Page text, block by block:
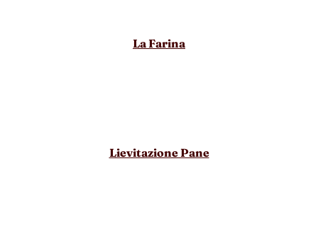
La Farina
Lievitazione Pane